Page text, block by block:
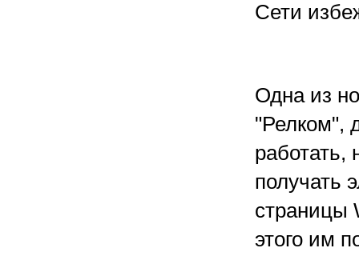
Сети
Одна из
"Релком",
работать,
получать
страницы
этого им